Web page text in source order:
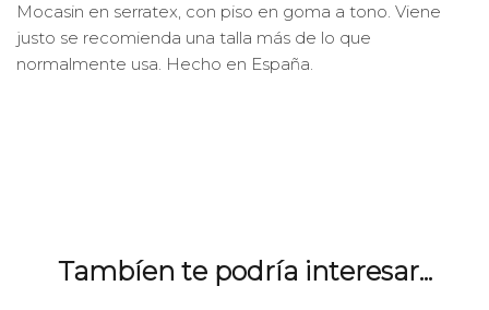
Mocasin en serratex, con piso en goma a tono. Viene
justo se recomienda una talla más de lo que
normalmente usa. Hecho en España.
Tambíen te podría interesar...